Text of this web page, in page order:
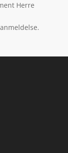
Herre